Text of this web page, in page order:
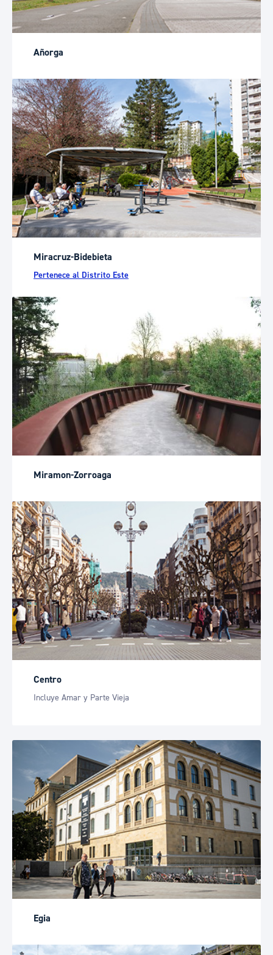
Añorga
Miracruz-Bidebieta
Pertenece al Distrito Este
Miramon-Zorroaga
Centro
Incluye Amar y Parte Vieja
Egia